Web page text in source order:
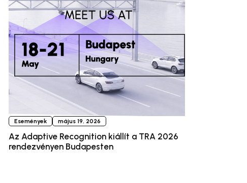
Események május 19, 2026
Az Adaptive Recognition kiállít a TRA 2026
rendezvényen Budapesten